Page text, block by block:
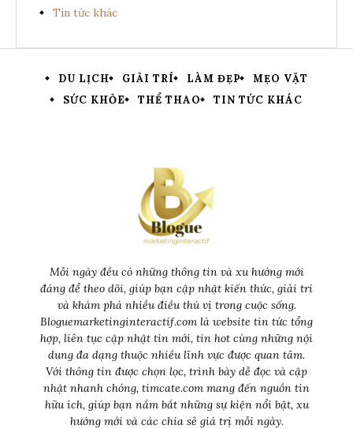
Tin tức khác
DU LỊCH GIẢI TRÍ LÀM ĐẸP
MẸO VẶT
SỨC KHỎE
THỂ THAO TIN TỨC KHÁC
Mỗi ngày đều có những thông tin và xu hướng mới
đáng để theo dõi, giúp bạn cập nhật kiến thức, giải trí
và khám phá nhiều điều thú vị trong cuộc sống.
Bloguemarketinginteractif.com là website tin tức tổng
hợp, liên tục cập nhật tin mới, tin hot cùng những nội
dung đa dạng thuộc nhiều lĩnh vực được quan tâm.
Với thông tin được chọn lọc, trình bày dễ đọc và cập
nhật nhanh chóng, timcate.com mang đến nguồn tin
hữu ích, giúp bạn nắm bắt những sự kiện nổi bật, xu
hướng mới và các chia sẻ giá trị mỗi ngày.